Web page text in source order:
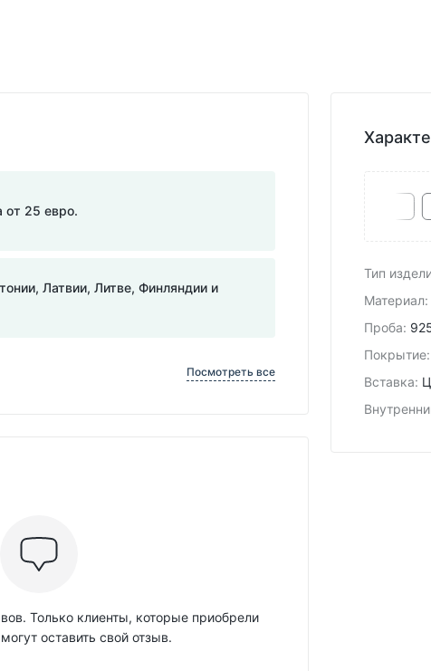
Тип
Материал:
Проба:
Покрытие:
Вставка:
от 25 евро.
Латвии, Литве, Финляндии и
Посмотреть все
Только клиенты, которые приобрели
оставить свой отзыв.